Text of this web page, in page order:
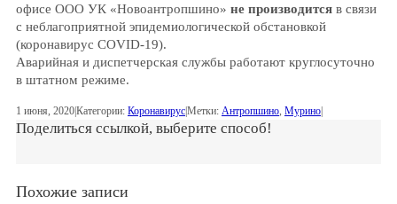
офисе ООО УК «Новоантропшино» не производится в связи
с неблагоприятной эпидемиологической обстановкой
(коронавирус COVID-19).
Аварийная и диспетчерская службы работают круглосуточно
в штатном режиме.
1 июня, 2020|Категории: Коронавирус|Метки: Антропшино Мурино|
Поделиться ссылкой, выберите способ!
Похожие записи